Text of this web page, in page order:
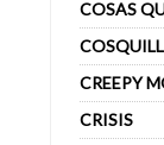
COSAS
CREEPY
CRISIS